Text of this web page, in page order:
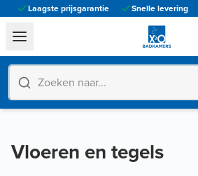
Laagste prijsgarantie Snelle levering
general.navigation.toggle_menu.label
Vloeren en tegels